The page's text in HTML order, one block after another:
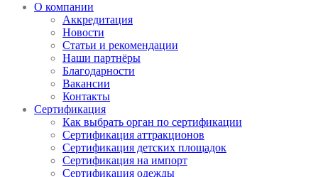
О компании
Аккредитация
Новости
Статьи и рекомендации
Наши партнёры
Благодарности
Вакансии
Контакты
Сертификация
Как выбрать орган по сертификации
Сертификация аттракционов
Сертификация детских площадок
Сертификация на импорт
Сертификация одежды